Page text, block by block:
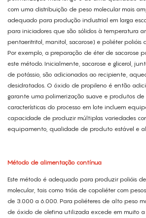
com uma distribuição de peso molecular mais
adequado para produção industrial em larga
para iniciadores que são sólidos à temperatura
pentaeritritol, manitol, sacarose) e poliéter polióis
Por exemplo, a preparação de éter de sacarose
este método. Inicialmente, sacarose e glicerol,
de potássio, são adicionados ao recipiente,
desidratados. O óxido de propileno é então
garante uma polimerização suave e produtos
características do processo em lote incluem
capacidade de produzir múltiplas variedades
equipamento, qualidade de produto estável e
Método de alimentação contínua
Este método é adequado para produzir polióis
molecular, tais como trióis de copoliéter com
de 3.000 a 6.000. Para poliéteres de alto peso
de óxido de olefina utilizada excede em muito